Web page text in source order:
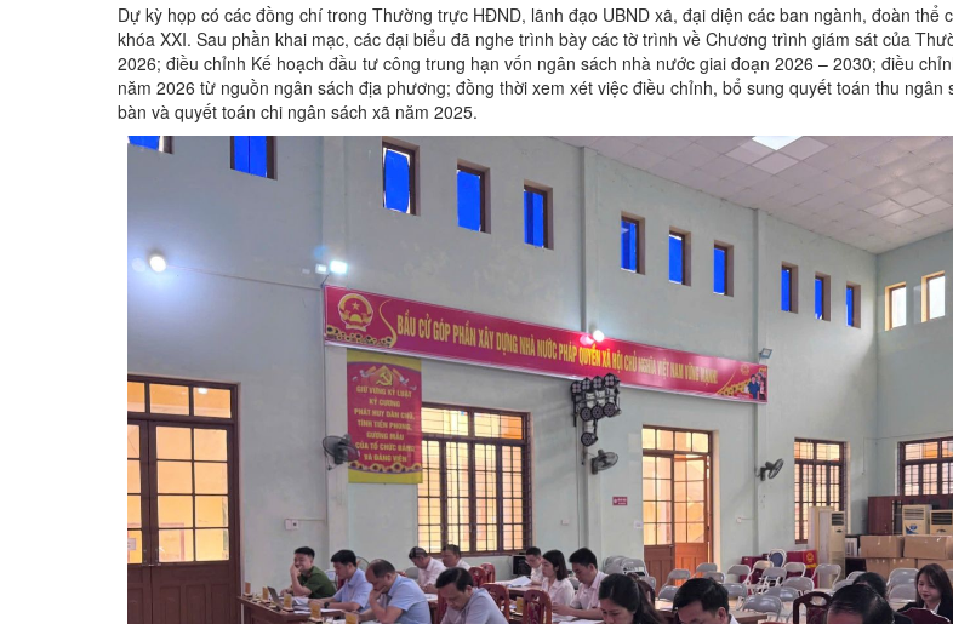
Dự kỳ họp có các đồng chí trong Thường trực HĐND, lãnh đạo UBND xã, đại diện các ban ngành, đoàn thể
khóa XXI. Sau phần khai mạc, các đại biểu đã nghe trình bày các tờ trình về Chương trình giám sát của
2026; điều chỉnh Kế hoạch đầu tư công trung hạn vốn ngân sách nhà nước giai đoạn 2026 – 2030; điều
năm 2026 từ nguồn ngân sách địa phương; đồng thời xem xét việc điều chỉnh, bổ sung quyết toán thu ngân
bàn và quyết toán chi ngân sách xã năm 2025.